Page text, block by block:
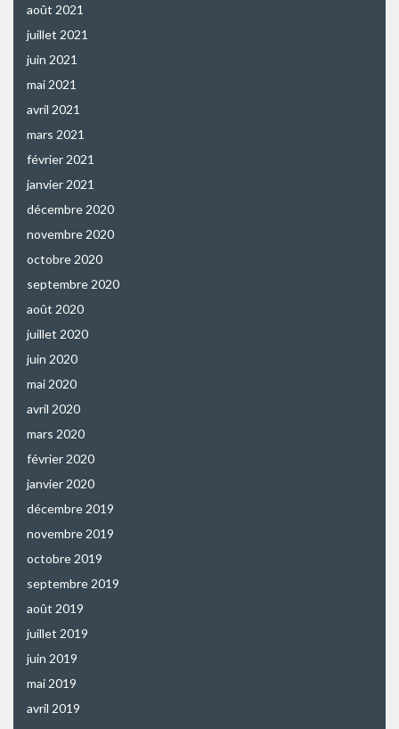
août 2021
juillet 2021
juin 2021
mai 2021
avril 2021
mars 2021
février 2021
janvier 2021
décembre 2020
novembre 2020
octobre 2020
septembre 2020
août 2020
juillet 2020
juin 2020
mai 2020
avril 2020
mars 2020
février 2020
janvier 2020
décembre 2019
novembre 2019
octobre 2019
septembre 2019
août 2019
juillet 2019
juin 2019
mai 2019
avril 2019